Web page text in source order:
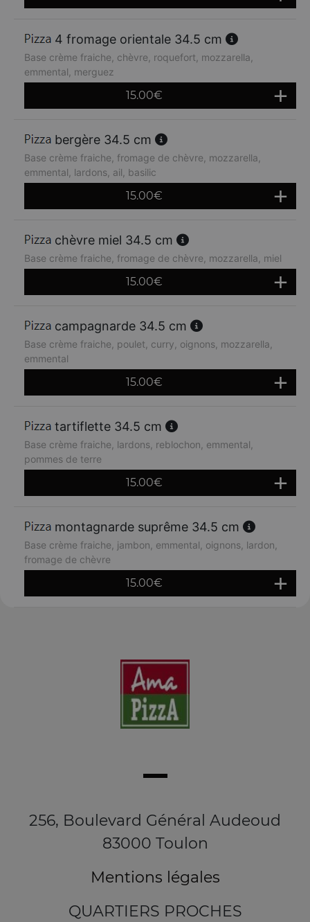
4 fromage orientale 34.5 cm
Base crème fraiche, chèvre, roquefort, mozzarella,
emmental, merguez
15.00€
bergère 34.5 cm
Base crème fraiche, fromage de chèvre, mozzarella,
emmental, lardons, ail, basilic
15.00€
chèvre miel 34.5 cm
Base crème fraiche, fromage de chèvre, mozzarella, miel
15.00€
campagnarde 34.5 cm
Base crème fraiche, poulet, curry, oignons, mozzarella,
emmental
15.00€
tartiflette 34.5 cm
Base crème fraiche, lardons, reblochon, emmental,
pommes de terre
15.00€
montagnarde suprême 34.5 cm
Base crème fraiche, jambon, emmental, oignons, lardon,
fromage de chèvre
15.00€
256, Boulevard Général Audeoud
83000 Toulon
Mentions légales
QUARTIERS PROCHES